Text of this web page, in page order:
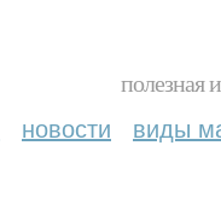
полезная
новости виды